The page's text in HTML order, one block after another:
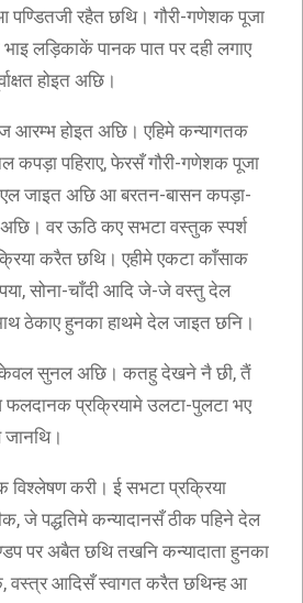
रहैत छथि। गौरी-गणेशक पूजा
लड़िकाकें पानक पात पर दही लगाए
होइत अछि।
आरम्भ होइत अछि। एहिमे कन्यागतक
पहिराए, फेरसँ गौरी-गणेशक पूजा
जाइत अछि आ बरतन-बासन कपड़ा-
अछि। वर ऊठि कए सभटा वस्तुक स्पर्श
करैत छथि। एहीमे एकटा काँसाक
सोना-चाँदी आदि जे-जे वस्तु देल
ठेकाए हुनका हाथमे देल जाइत छनि।
केवल सुनल अछि। कतहु देखने नै छी, तैं
प्रक्रियामे उलटा-पुलटा भए
विश्लेषण करी। ई सभटा प्रक्रिया
जे पद्धतिमे कन्यादानसँ ठीक पहिने देल
पर अबैत छथि तखनि कन्यादाता हुनका
वस्त्र आदिसँ स्वागत करैत छथिन्ह आ